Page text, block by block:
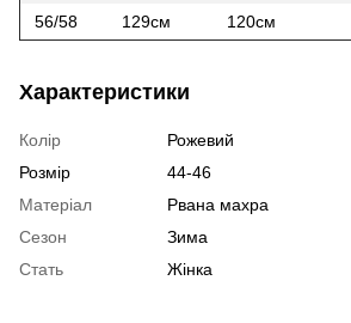
56/58
129см 120см
Характеристики
Колір
Рожевий
Розмір
44-46
Матеріал
Рвана махра
Сезон
Зима
Стать
Жінка